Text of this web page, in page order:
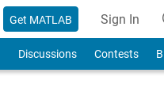
Get MATLAB Sign In
to Your
Discussions Contests